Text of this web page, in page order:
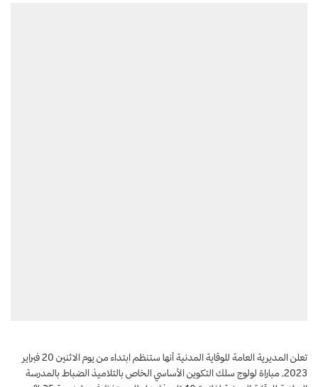
تعلن المديرية العامة للوقاية المدنية أنها ستنظم ابتداء من يوم الاثنين 20 فبراير
2023, مباراة لولوج سلك التكوين الأساسي الخاص بالتلاميذ الضباط بالمدرسة